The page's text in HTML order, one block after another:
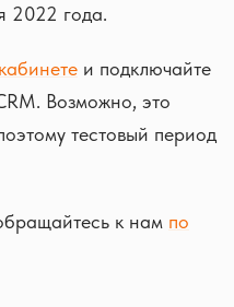
2022 года.
и подключайте
Возможно, это
тестовый период
к нам по